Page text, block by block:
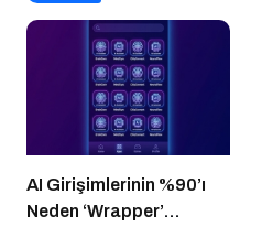
AI Girişimlerinin %90’ı
Neden ‘Wrapper’